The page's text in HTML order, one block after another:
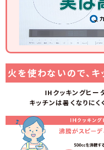
火を使わないので、キ
IHクッキングヒー
キッチンは暑くなりにく